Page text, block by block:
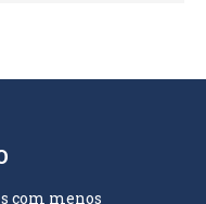
com menos